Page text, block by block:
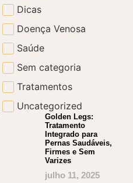
Dicas
Doença Venosa
Saúde
Sem categoria
Tratamentos
Uncategorized
Golden Legs:
Tratamento
Integrado para
Pernas Saudáveis,
Firmes e Sem
Varizes
julho 11, 2025